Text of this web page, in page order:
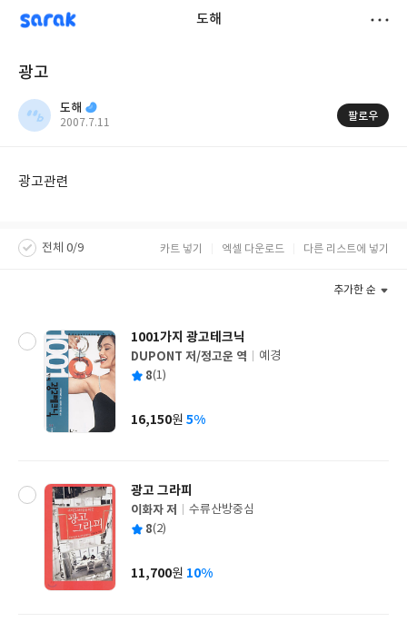
sarak 도해
광고
도해
작
2007.7.11
팔로우
광고관련
전체 0/9 카트 넣기 엑셀 다운로드 다른 리스트에 넣기
추가한 순
1001가지 광고테크닉
글
쓴
DUPONT 저/정고운 역
출
사
예경
평 8(1)
가
16,150원 5%
광고 그라피
글
쓴
이화자 저
출
사
수류산방중심
평 8(2)
가
11,700원 10%